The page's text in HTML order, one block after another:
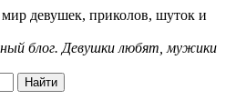
девушек, приколов, шуток и
блог. Девушки любят, мужики